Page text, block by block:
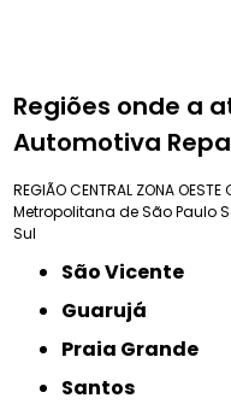
Regiões onde a
Automotiva
REGIÃO CENTRAL ZONA OESTE
Metropolitana de São Paulo
Sul
São Vicente
Guarujá
Praia Grande
Santos